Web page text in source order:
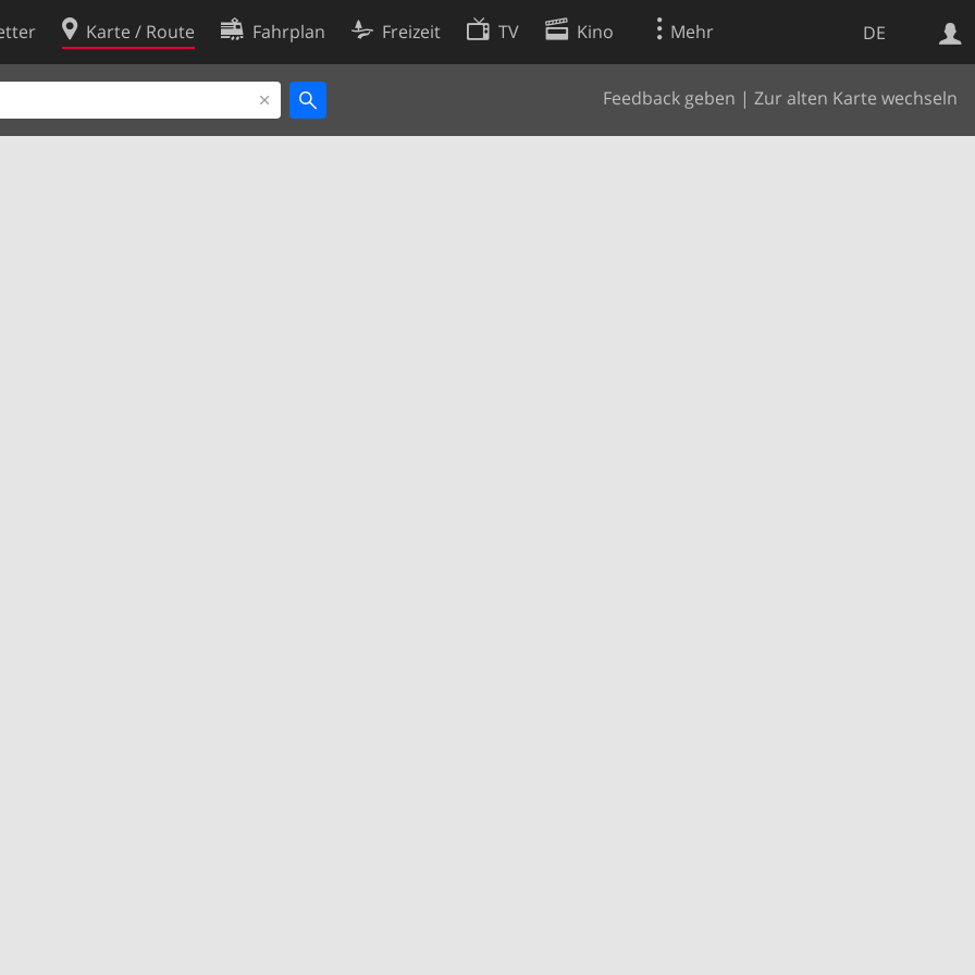
DE
Karte / Route Fahrplan Freizeit TV Kino Mehr
Feedback geben | Zur alten Karte wechseln
Websuche
Cookie-Richtlinie
Cookie-Einstellungen